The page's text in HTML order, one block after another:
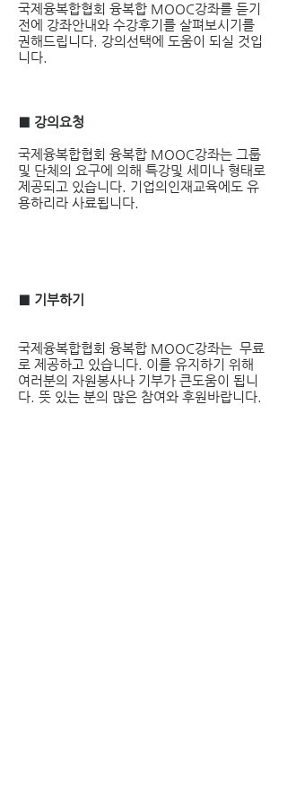
국제융복합협회 융복합 MOOC강좌를 듣기
전에 강좌안내와 수강후기를 살펴보시기를
권해드립니다. 강의선택에 도움이 되실 것입
니다.
■ 강의요청
국제융복합협회 융복합 MOOC강좌는 그룹
및 단체의 요구에 의해 특강및 세미나 형태로
제공되고 있습니다. 기업의인재교육에도 유
용하리라 사료됩니다.
■ 기부하기
국제융복합협회 융복합 MOOC강좌는 무료
로 제공하고 있습니다. 이를 유지하기 위해
여러분의 자원봉사나 기부가 큰도움이 됩니
다. 뜻 있는 분의 많은 참여와 후원바랍니다.